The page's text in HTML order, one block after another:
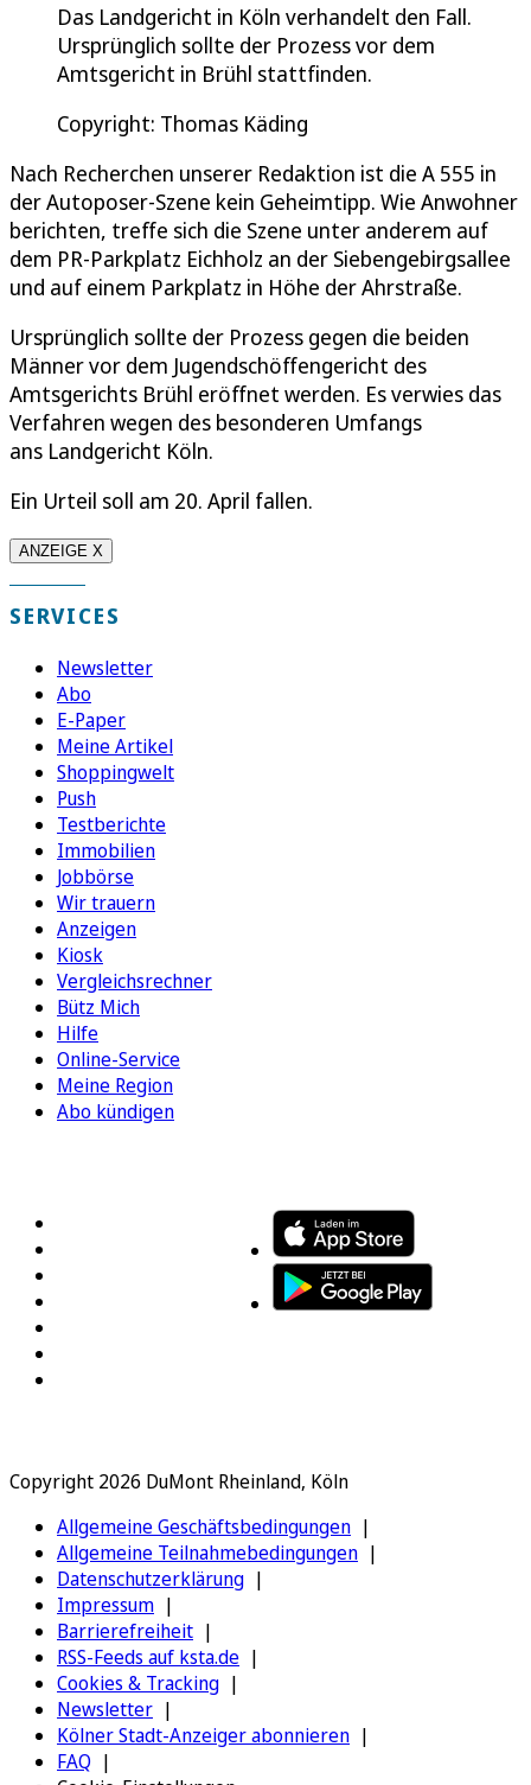
Das Landgericht in Köln verhandelt den Fall.
Ursprünglich sollte der Prozess vor dem
Amtsgericht in Brühl stattfinden.
Copyright: Thomas Käding
Nach Recherchen unserer Redaktion ist die A 555 in
der Autoposer-Szene kein Geheimtipp. Wie Anwohner
berichten, treffe sich die Szene unter anderem auf
dem PR-Parkplatz Eichholz an der Siebengebirgsallee
und auf einem Parkplatz in Höhe der Ahrstraße.
Ursprünglich sollte der Prozess gegen die beiden
Männer vor dem Jugendschöffengericht des
Amtsgerichts Brühl eröffnet werden. Es verwies das
Verfahren wegen des besonderen Umfangs
ans Landgericht Köln.
Ein Urteil soll am 20. April fallen.
ANZEIGE X
SERVICES
Newsletter
Abo
E-Paper
Meine Artikel
Shoppingwelt
Push
Testberichte
Immobilien
Jobbörse
Wir trauern
Anzeigen
Kiosk
Vergleichsrechner
Bütz Mich
Hilfe
Online-Service
Meine Region
Abo kündigen
Copyright 2026 DuMont Rheinland, Köln
Allgemeine Geschäftsbedingungen
Allgemeine Teilnahmebedingungen
Datenschutzerklärung
Impressum
Barrierefreiheit
RSS-Feeds auf ksta.de
Cookies & Tracking
Newsletter
Kölner Stadt-Anzeiger abonnieren
FAQ